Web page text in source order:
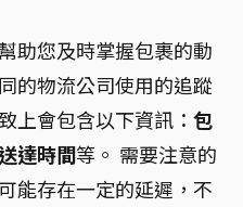
助您及時掌握包裹的動
的物流公司使用的追蹤
上會包含以下資訊： 包
達時間等。 需要注意的
能存在一定的延遲，不